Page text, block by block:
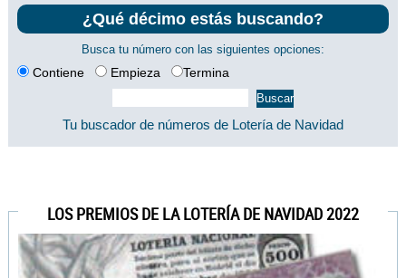
¿Qué décimo estás buscando?
Busca tu número con las siguientes opciones:
Contiene Empieza Termina
Tu buscador de números de Lotería de Navidad
LOS PREMIOS DE LA LOTERÍA DE NAVIDAD 2022